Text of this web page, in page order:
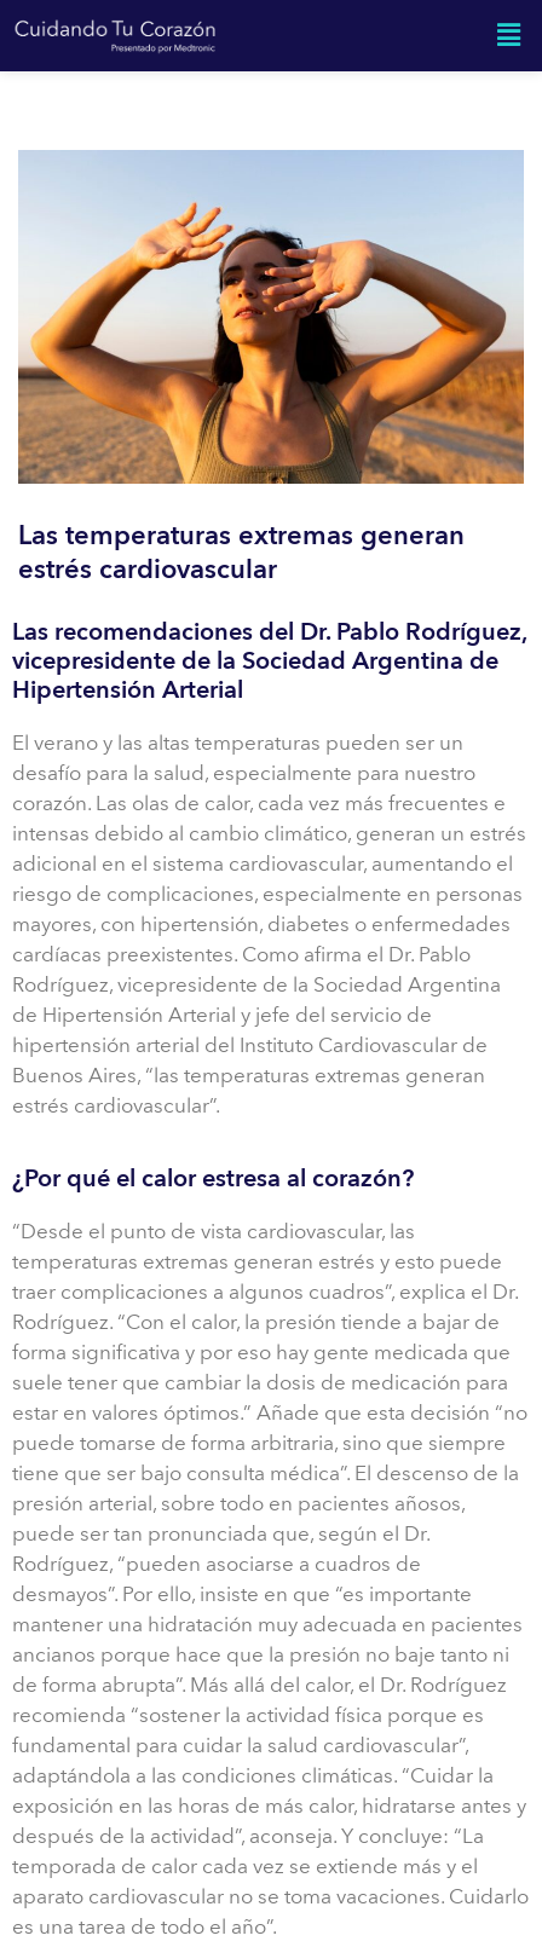
Las temperaturas extremas generan
estrés cardiovascular
Las recomendaciones del Dr. Pablo Rodríguez,
vicepresidente de la Sociedad Argentina de
Hipertensión Arterial
El verano y las altas temperaturas pueden ser un
desafío para la salud, especialmente para nuestro
corazón. Las olas de calor, cada vez más frecuentes e
intensas debido al cambio climático, generan un estrés
adicional en el sistema cardiovascular, aumentando el
riesgo de complicaciones, especialmente en personas
mayores, con hipertensión, diabetes o enfermedades
cardíacas preexistentes. Como afirma el Dr. Pablo
Rodríguez, vicepresidente de la Sociedad Argentina
de Hipertensión Arterial y jefe del servicio de
hipertensión arterial del Instituto Cardiovascular de
Buenos Aires, “las temperaturas extremas generan
estrés cardiovascular”.
¿Por qué el calor estresa al corazón?
“Desde el punto de vista cardiovascular, las
temperaturas extremas generan estrés y esto puede
traer complicaciones a algunos cuadros”, explica el Dr.
Rodríguez. “Con el calor, la presión tiende a bajar de
forma significativa y por eso hay gente medicada que
suele tener que cambiar la dosis de medicación para
estar en valores óptimos.” Añade que esta decisión “no
puede tomarse de forma arbitraria, sino que siempre
tiene que ser bajo consulta médica”. El descenso de la
presión arterial, sobre todo en pacientes añosos,
puede ser tan pronunciada que, según el Dr.
Rodríguez, “pueden asociarse a cuadros de
desmayos”. Por ello, insiste en que “es importante
mantener una hidratación muy adecuada en pacientes
ancianos porque hace que la presión no baje tanto ni
de forma abrupta”. Más allá del calor, el Dr. Rodríguez
recomienda “sostener la actividad física porque es
fundamental para cuidar la salud cardiovascular”,
adaptándola a las condiciones climáticas. “Cuidar la
exposición en las horas de más calor, hidratarse antes y
después de la actividad”, aconseja. Y concluye: “La
temporada de calor cada vez se extiende más y el
aparato cardiovascular no se toma vacaciones. Cuidarlo
es una tarea de todo el año”.